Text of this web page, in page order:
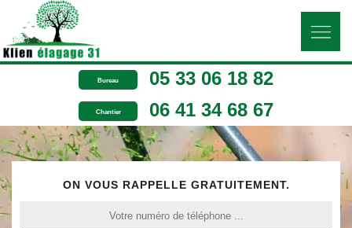
Bureau 05 33 06 18 82
Chantier 06 41 34 68 67
ON VOUS RAPPELLE GRATUITEMENT.